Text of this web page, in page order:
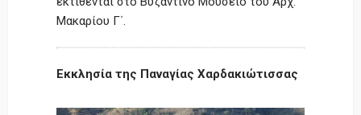
Μακαρίου Γ΄.
Εκκλησία της Παναγίας Χαρδακιώτισσας